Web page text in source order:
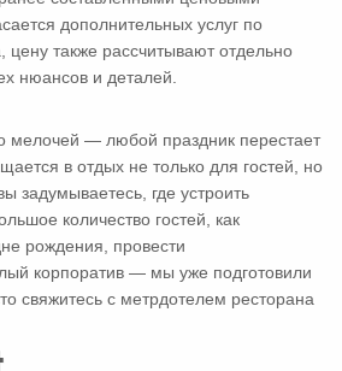
дополнительных услуг по
цену также рассчитывают отдельно
нюансов и деталей.
мелочей — любой праздник перестает
в отдых не только для гостей, но
задумываетесь, где устроить
количество гостей, как
рождения, провести
корпоратив — мы уже подготовили
свяжитесь с метрдотелем ресторана